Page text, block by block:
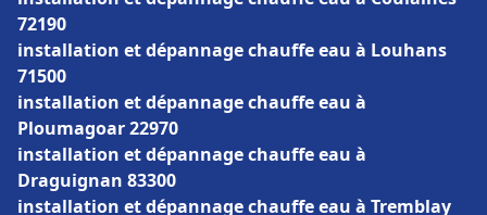
72190
installation et dépannage chauffe eau à Louhans
71500
installation et dépannage chauffe eau à
Ploumagoar 22970
installation et dépannage chauffe eau à
Draguignan 83300
installation et dépannage chauffe eau à Tremblay